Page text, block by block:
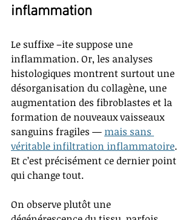
inflammation
Le suffixe –ite suppose une
inflammation. Or, les analyses
histologiques montrent surtout une
désorganisation du collagène, une
augmentation des fibroblastes et la
formation de nouveaux vaisseaux
sanguins fragiles — mais sans
véritable infiltration inflammatoire.
Et c’est précisément ce dernier point
qui change tout.
On observe plutôt une